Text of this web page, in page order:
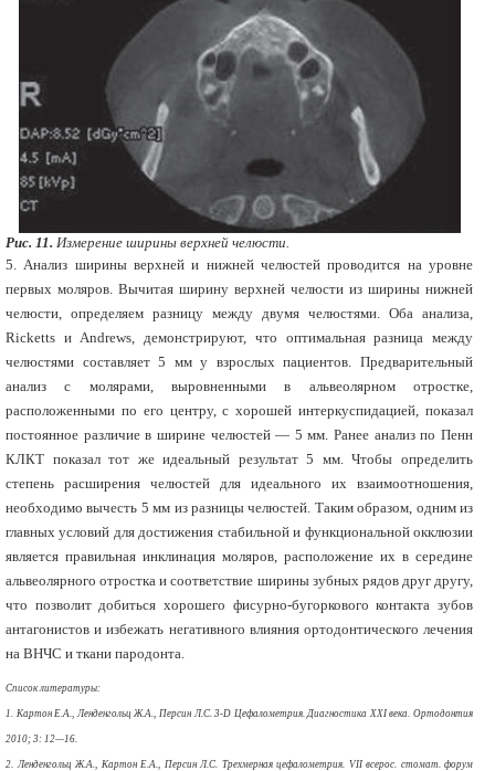
Рис. 11. Измерение ширины верхней челюсти.
5. Анализ ширины верхней и нижней челюстей проводится на уровне
первых моляров. Вычитая ширину верхней челюсти из ширины нижней
челюсти, определяем разницу между двумя челюстями. Оба анализа,
Ricketts и Andrews, демонстрируют, что оптимальная разница между
челюстями составляет 5 мм у взрослых пациентов. Предварительный
анализ с молярами, выровненными в альвеолярном отростке,
расположенными по его центру, с хорошей интеркуспидацией, показал
постоянное различие в ширине челюстей — 5 мм. Ранее анализ по Пенн
КЛКТ показал тот же идеальный результат 5 мм. Чтобы определить
степень расширения челюстей для идеального их взаимоотношения,
необходимо вычесть 5 мм из разницы челюстей. Таким образом, одним из
главных условий для достижения стабильной и функциональной окклюзии
является правильная инклинация моляров, расположение их в середине
альвеолярного отростка и соответствие ширины зубных рядов друг другу,
что позволит добиться хорошего фисурно-бугоркового контакта зубов
антагонистов и избежать негативного влияния ортодонтического лечения
на ВНЧС и ткани пародонта.
Список литературы:
1. Картон Е.А., Ленденгольц Ж.А., Персин Л.С. 3-D Цефалометрия. Диагностика XXI века. Ортодонтия
2010; 3: 12—16.
2. Ленденгольц Ж.А., Картон Е.А., Персин Л.С. Трехмерная цефалометрия. VII всерос. стомат. форум